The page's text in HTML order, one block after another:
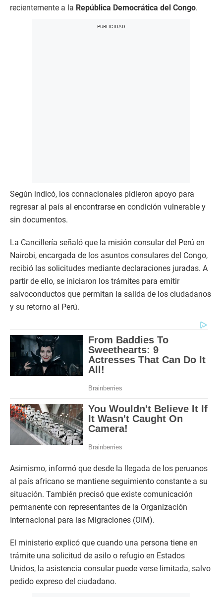
recientemente a la República Democrática del Congo.
Según indicó, los connacionales pidieron apoyo para
regresar al país al encontrarse en condición vulnerable y
sin documentos.
La Cancillería señaló que la misión consular del Perú en
Nairobi, encargada de los asuntos consulares del Congo,
recibió las solicitudes mediante declaraciones juradas. A
partir de ello, se iniciaron los trámites para emitir
salvoconductos que permitan la salida de los ciudadanos
y su retorno al Perú.
Asimismo, informó que desde la llegada de los peruanos
al país africano se mantiene seguimiento constante a su
situación. También precisó que existe comunicación
permanente con representantes de la Organización
Internacional para las Migraciones (OIM).
El ministerio explicó que cuando una persona tiene en
trámite una solicitud de asilo o refugio en Estados
Unidos, la asistencia consular puede verse limitada, salvo
pedido expreso del ciudadano.